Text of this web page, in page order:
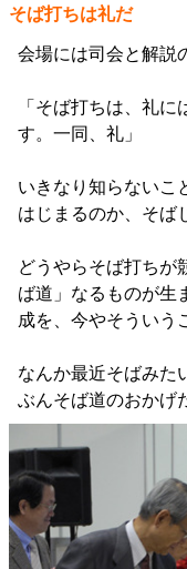
そば打ちは礼だ
会場には司会と解説
「そば打ちは、礼
す。一同、礼」
いきなり知らないこ
はじまるのか、そば
どうやらそば打ちが
ば道」なるものが生
成を、今やそういう
なんか最近そばみた
ぶんそば道のおかげ